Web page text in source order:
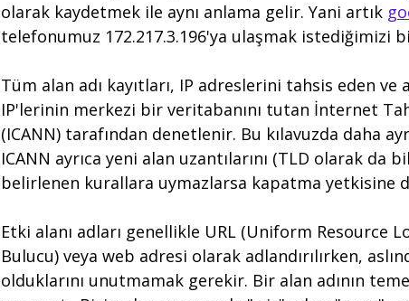
olarak kaydetmek ile aynı anlama gelir. Yani artık
telefonumuz 172.217.3.196'ya ulaşmak istediğimizi
Tüm alan adı kayıtları, IP adreslerini tahsis eden ve
IP'lerinin merkezi bir veritabanını tutan İnternet
(ICANN) tarafından denetlenir. Bu kılavuzda daha
ICANN ayrıca yeni alan uzantılarını (TLD olarak da
belirlenen kurallara uymazlarsa kapatma yetkisine
Etki alanı adları genellikle URL (Uniform Resource
Bulucu) veya web adresi olarak adlandırılırken,
olduklarını unutmamak gerekir. Bir alan adının